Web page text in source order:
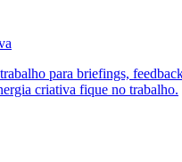
para briefings,
criativa fique no trabalho.